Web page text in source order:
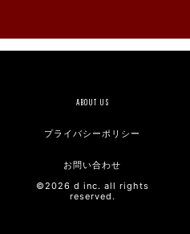
ABOUT US
プライバシーポリシー
お問い合わせ
©2026 d inc. all rights
reserved.